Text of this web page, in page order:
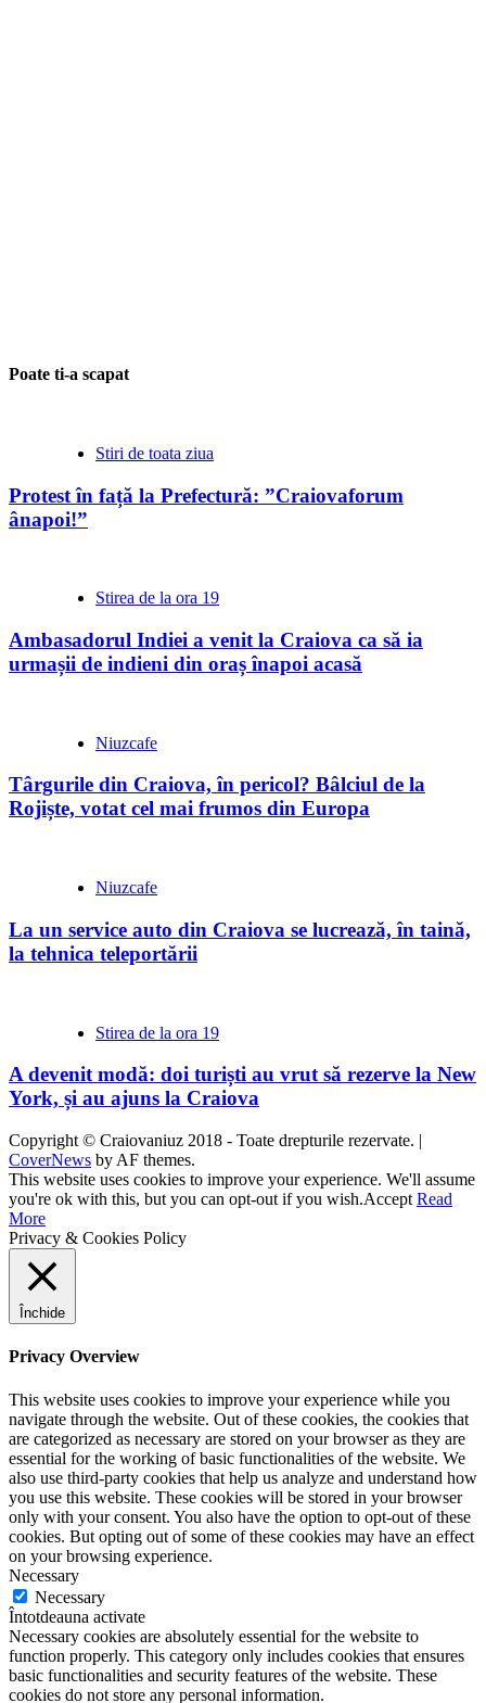
Poate ti-a scapat
Stiri de toata ziua
Protest în față la Prefectură: ”Craiovaforum
ânapoi!”
Stirea de la ora 19
Ambasadorul Indiei a venit la Craiova ca să ia
urmașii de indieni din oraș înapoi acasă
Niuzcafe
Târgurile din Craiova, în pericol? Bâlciul de la
Rojiște, votat cel mai frumos din Europa
Niuzcafe
La un service auto din Craiova se lucrează, în taină,
la tehnica teleportării
Stirea de la ora 19
A devenit modă: doi turiști au vrut să rezerve la New
York, și au ajuns la Craiova
Copyright © Craiovaniuz 2018 - Toate drepturile rezervate. |
CoverNews by AF themes.
This website uses cookies to improve your experience. We'll assume
you're ok with this, but you can opt-out if you wish.Accept Read
More
Privacy & Cookies Policy
Închide
Privacy Overview
This website uses cookies to improve your experience while you
navigate through the website. Out of these cookies, the cookies that
are categorized as necessary are stored on your browser as they are
essential for the working of basic functionalities of the website. We
also use third-party cookies that help us analyze and understand how
you use this website. These cookies will be stored in your browser
only with your consent. You also have the option to opt-out of these
cookies. But opting out of some of these cookies may have an effect
on your browsing experience.
Necessary
Necessary
Întotdeauna activate
Necessary cookies are absolutely essential for the website to
function properly. This category only includes cookies that ensures
basic functionalities and security features of the website. These
cookies do not store any personal information.